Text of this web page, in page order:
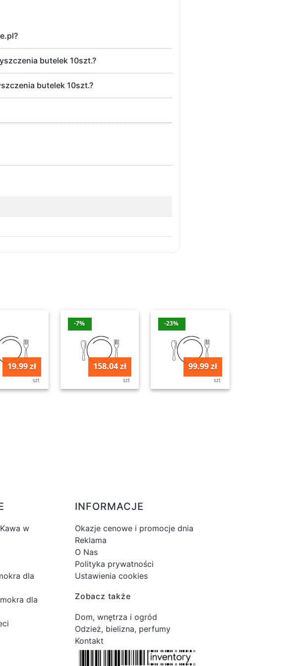
butelek 10szt.?
butelek 10szt.?
19.99 zł
szt
-7%
158.04 zł
szt
-23%
99.99 zł
szt
Kawa w
dla
dla
INFORMACJE
Okazje cenowe i promocje dnia
Reklama
O Nas
Polityka prywatności
Ustawienia cookies
Zobacz także
Dom, wnętrza i ogród
Odzież, bielizna, perfumy
Kontakt